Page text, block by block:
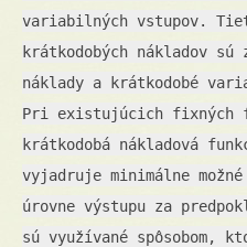
variabilných vstupov.
krátkodobých nákladov sú
náklady a krátkodobé
Pri existujúcich fixných
krátkodobá nákladová
vyjadruje minimálne
úrovne výstupu za
sú využívané spôsobom,